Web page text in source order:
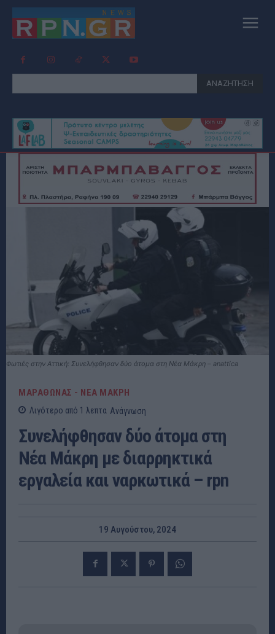
ΑΝΑΖΗΤΗΣΗ
Φωτιές στην Αττική: Συνελήφθησαν δύο άτομα στη Νέα Μάκρη – anattica
ΜΑΡΑΘΩΝΑΣ - ΝΕΑ ΜΑΚΡΗ
Λιγότερο από 1 λεπτα Ανάγνωση
Συνελήφθησαν δύο άτομα στη
Νέα Μάκρη με διαρρηκτικά
εργαλεία και ναρκωτικά – rpn
19 Αυγούστου, 2024